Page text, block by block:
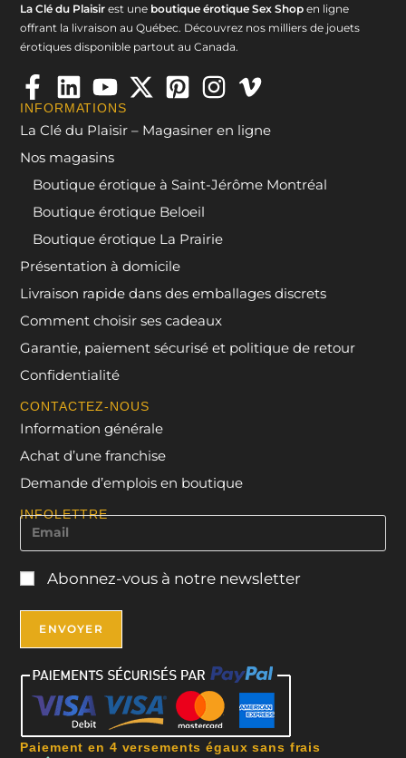
La Clé du Plaisir est une boutique érotique Sex Shop en ligne
offrant la livraison au Québec. Découvrez nos milliers de jouets
érotiques disponible partout au Canada.
INFORMATIONS
La Clé du Plaisir – Magasiner en ligne
Nos magasins
Boutique érotique à Saint-Jérôme Montréal
Boutique érotique Beloeil
Boutique érotique La Prairie
Présentation à domicile
Livraison rapide dans des emballages discrets
Comment choisir ses cadeaux
Garantie, paiement sécurisé et politique de retour
Confidentialité
CONTACTEZ-NOUS
Information générale
Achat d’une franchise
Demande d’emplois en boutique
INFOLETTRE
Abonnez-vous à notre newsletter
Paiement en 4 versements égaux sans frais